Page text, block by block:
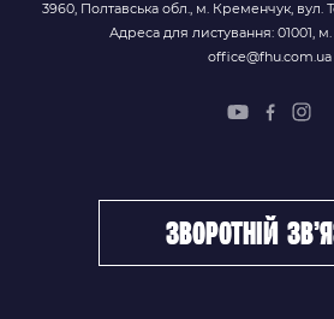
3960, Полтавська обл., м. Кременчук, вул.
Адреса для листування: 01001, м.
office@fhu.com.ua
зворотній